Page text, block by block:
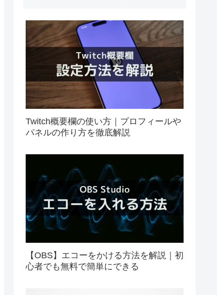
Twitch概要欄の使い方｜プロフィールや
パネルの作り方を徹底解説
【OBS】エコーをかける方法を解説｜初
心者でも無料で簡単にできる